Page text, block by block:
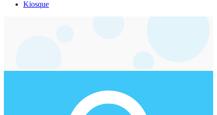
Kiosque